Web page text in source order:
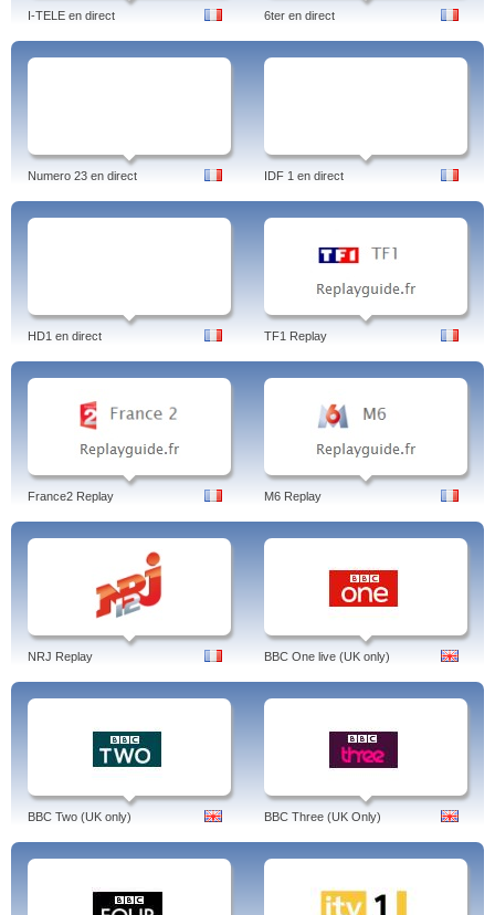
I-TELE en direct 6ter en direct
Numero 23 en direct IDF 1 en direct
HD1 en direct TF1 Replay
France2 Replay M6 Replay
NRJ Replay BBC One live (UK only)
BBC Two (UK only) BBC Three (UK Only)